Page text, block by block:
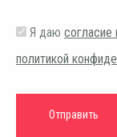
Я даю согласие
политикой